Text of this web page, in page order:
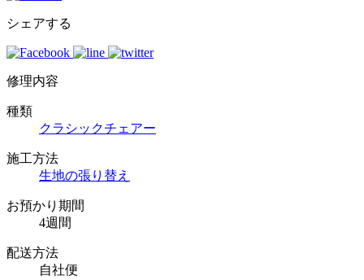
シェアする
修理内容
種類
クラシックチェアー
施工方法
生地の張り替え
お預かり期間
4週間
配送方法
自社便